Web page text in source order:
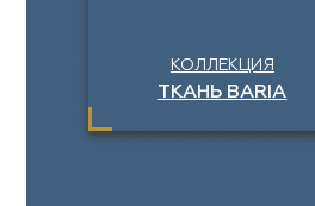
КОЛЛЕКЦИЯ
ТКАНЬ BARIA